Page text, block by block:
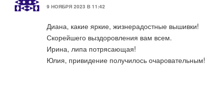
9 НОЯБРЯ 2023 В 11:42
Диана, какие яркие, жизнерадостные вышивки!
Скорейшего выздоровления вам всем.
Ирина, липа потрясающая!
Юлия, привидение получилось очаровательным!